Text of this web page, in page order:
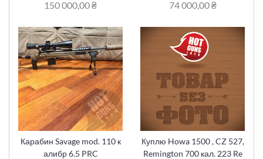
150 000,00 ₴ 74 000,00 ₴
Карабин Savage mod. 110 к
алибр 6.5 PRC
Куплю Howa 1500 , CZ 527,
Remington 700 кал. 223 Re